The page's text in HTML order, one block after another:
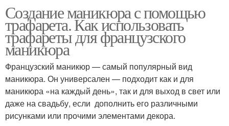
Создание маникюра с помощью
трафарета. Как использовать
трафареты для французского
маникюра
Французский маникюр — самый популярный вид
маникюра. Он универсален — подходит как и для
маникюра «на каждый день», так и для выход в свет или
даже на свадьбу, если дополнить его различными
рисунками или прочими элементами декора.